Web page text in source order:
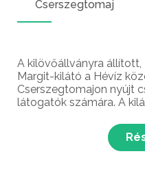
Cserszegtomaj
A kilövőállványra
Margit-kilátó a Hévíz
Cserszegtomajon nyújt
látogatók számára. A